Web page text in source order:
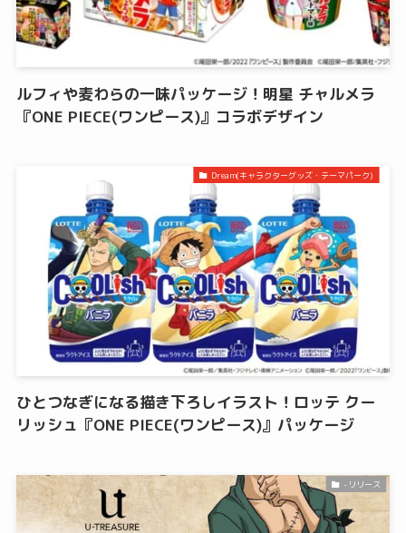
ルフィや麦わらの一味パッケージ！明星 チャルメラ
『ONE PIECE(ワンピース)』コラボデザイン
Dream(キャラクターグッズ・テーマパーク)
ひとつなぎになる描き下ろしイラスト！ロッテ クー
リッシュ『ONE PIECE(ワンピース)』パッケージ
-リリース